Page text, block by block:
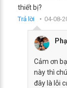
thiết bị?
Trả lời 04-08-
Cảm ơn
này thì
đây là lỗi